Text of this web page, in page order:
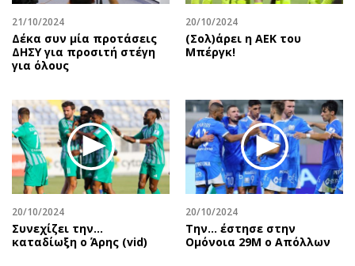
21/10/2024
Δέκα συν μία προτάσεις
ΔΗΣΥ για προσιτή στέγη
για όλους
20/10/2024
(Σολ)άρει η ΑΕΚ του
Μπέργκ!
20/10/2024
Συνεχίζει την…
καταδίωξη ο Άρης (vid)
20/10/2024
Την… έστησε στην
Ομόνοια 29Μ ο Απόλλων